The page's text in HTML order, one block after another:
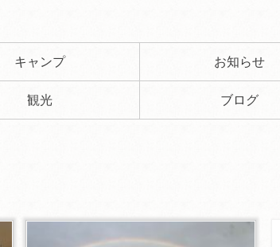
キャンプ お知らせ
観光 ブログ